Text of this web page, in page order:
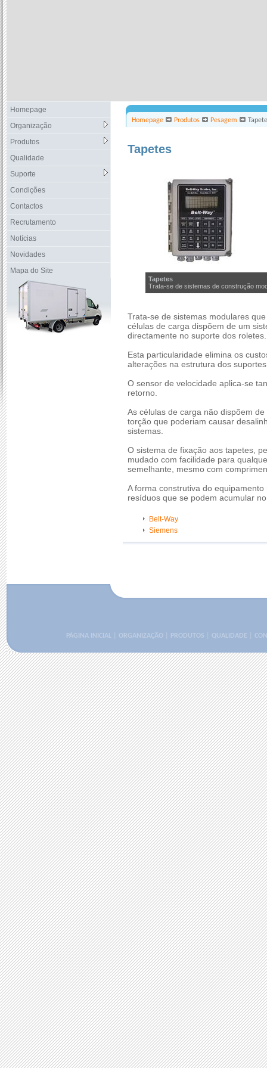
Homepage
Organização
Produtos
Qualidade
Suporte
Condições
Contactos
Recrutamento
Notícias
Novidades
Mapa do Site
Homepage Produtos Pesagem
Tapetes
Tapetes
Trata-se de sistemas de construção
Trata-se de sistemas modulares
células de carga dispõem de um
directamente no suporte dos roletes.
Esta particularidade elimina os
alterações na estrutura dos
O sensor de velocidade aplica-se
retorno.
As células de carga não dispõem
torção que poderiam causar
sistemas.
O sistema de fixação aos tapetes,
mudado com facilidade para
semelhante, mesmo com
A forma construtiva do
resíduos que se podem acumular
Belt-Way
Siemens
PÁGINA INICIAL| ORGANIZAÇÃO| PRODUTOS QUALIDADE